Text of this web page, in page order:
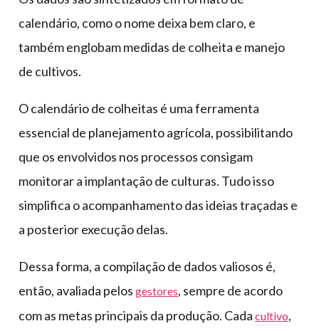
calendário, como o nome deixa bem claro, e
também englobam medidas de colheita e manejo
de cultivos.
O calendário de colheitas é uma ferramenta
essencial de planejamento agrícola, possibilitando
que os envolvidos nos processos consigam
monitorar a implantação de culturas. Tudo isso
simplifica o acompanhamento das ideias traçadas e
a posterior execução delas.
Dessa forma, a compilação de dados valiosos é,
então, avaliada pelos gestores, sempre de acordo
com as metas principais da produção. Cada cultivo,